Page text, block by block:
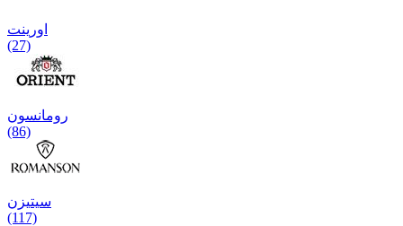
اورینت
(27)
رومانسون
(86)
سیتیزن
(117)